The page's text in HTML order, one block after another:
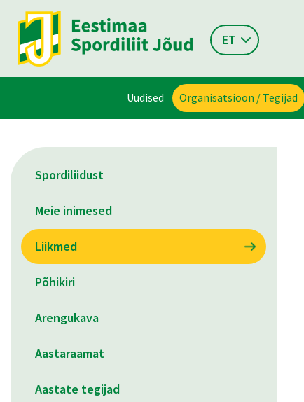
ET
Uudised Organisatsioon / Tegijad
Spordiliidust
Meie inimesed
Liikmed
Põhikiri
Arengukava
Aastaraamat
Aastate tegijad